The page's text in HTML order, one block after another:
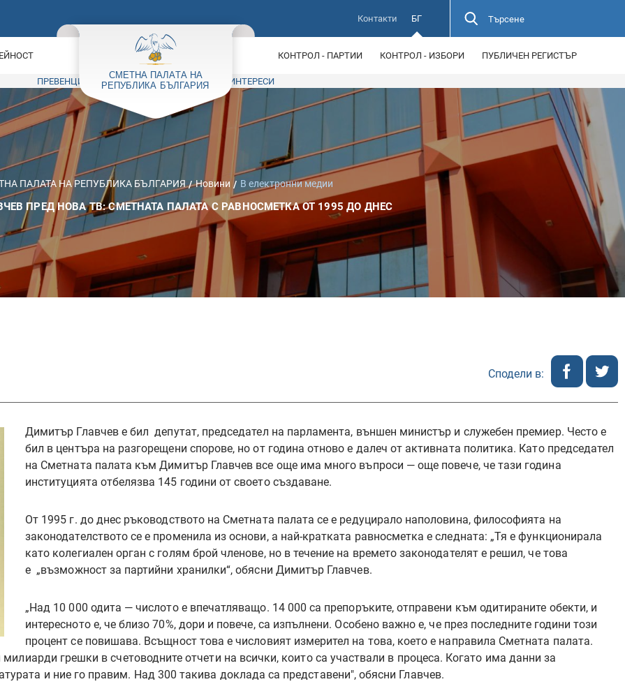
Контакти БГ Търсене
КОНТРОЛ - ПАРТИИ КОНТРОЛ - ИЗБОРИ ПУБЛИЧЕН РЕГИСТЪР
ПРЕВЕНЦИЯ НА КОРУПЦИЯТАКОНФЛИКТ НА ИНТЕРЕСИ
ПАЛАТА НА РЕПУБЛИКА БЪЛГАРИЯ Новини В електронни медии
ПРЕД НОВА ТВ: СМЕТНАТА ПАЛАТА С РАВНОСМЕТКА ОТ 1995 ДО ДНЕС
Сподели в:
Димитър Главчев е бил депутат, председател на парламента, външен министър и служебен премиер. Често е
бил в центъра на разгорещени спорове, но от година отново е далеч от активната политика. Като председател
на Сметната палата към Димитър Главчев все още има много въпроси — още повече, че тази година
институцията отбелязва 145 години от своето създаване.
От 1995 г. до днес ръководството на Сметната палата се е редуцирало наполовина, философията на
законодателството се е променила из основи, а най-кратката равносметка е следната: „Тя е функционирала
като колегиален орган с голям брой членове, но в течение на времето законодателят е решил, че това
е „възможност за партийни хранилки“, обясни Димитър Главчев.
„Над 10 000 одита — числото е впечатляващо. 14 000 са препоръките, отправени към одитираните обекти, и
интересното е, че близо 70%, дори и повече, са изпълнени. Особено важно е, че през последните години този
процент се повишава. Всъщност това е числовият измерител на това, което е направила Сметната палата.
грешки в счетоводните отчети на всички, които са участвали в процеса. Когато има данни за
и ние го правим. Над 300 такива доклада са представени", обясни Главчев.